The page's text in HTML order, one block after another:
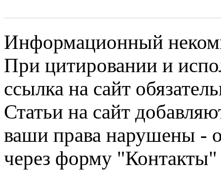
Информационный
При цитировании и
ссылка на сайт
Статьи на сайт
ваши права нарушены -
через форму "Контакты"